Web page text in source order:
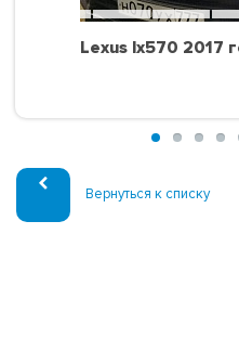
Lexus lx570 2017
Вернуться к списку